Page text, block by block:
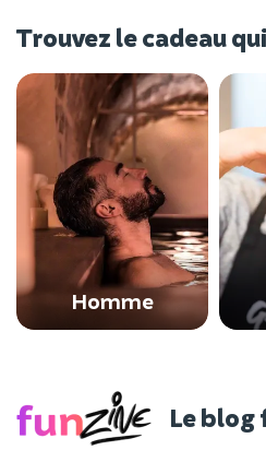
Trouvez le cadeau
Homme
Le blog